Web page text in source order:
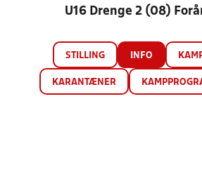
U16 Drenge 2 (08)
STILLING INFO
KARANTÆNER